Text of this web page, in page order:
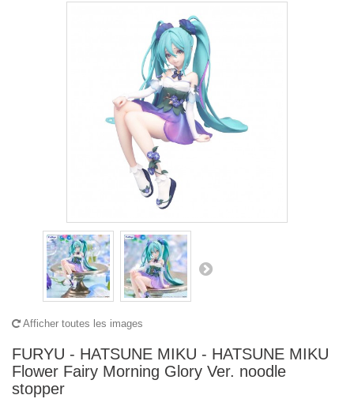
Afficher toutes les images
FURYU - HATSUNE MIKU - HATSUNE MIKU
Flower Fairy Morning Glory Ver. noodle
stopper